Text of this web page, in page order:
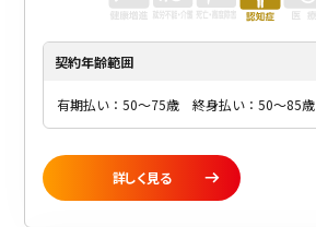
契約年齢範囲
有期払い：50～75歳 終身払い：50～85歳
詳しく見る